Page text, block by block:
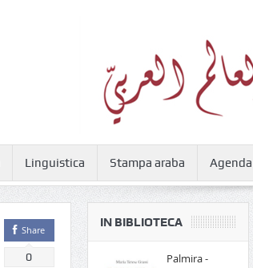
Linguistica Stampa araba Agenda
Share
0
IN BIBLIOTECA
Palmira -